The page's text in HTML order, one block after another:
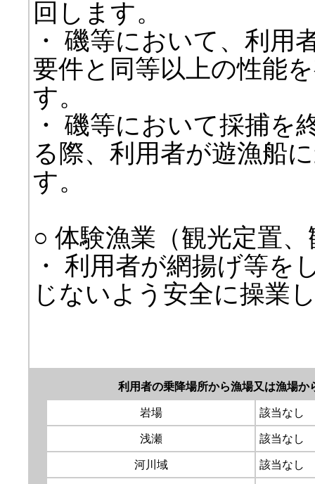
回します。
・ 磯等において、利用
要件と同等以上の性能
す。
・ 磯等において採捕を
る際、利用者が遊漁船
す。
○ 体験漁業（観光定置
・ 利用者が網揚げ等を
じないよう安全に操業
利用者の乗降場所から漁場又は漁場
岩場 該当なし
浅瀬 該当なし
河川域 該当なし